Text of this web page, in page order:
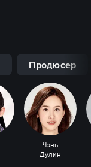
Продюсер
Чэнь
Дулин